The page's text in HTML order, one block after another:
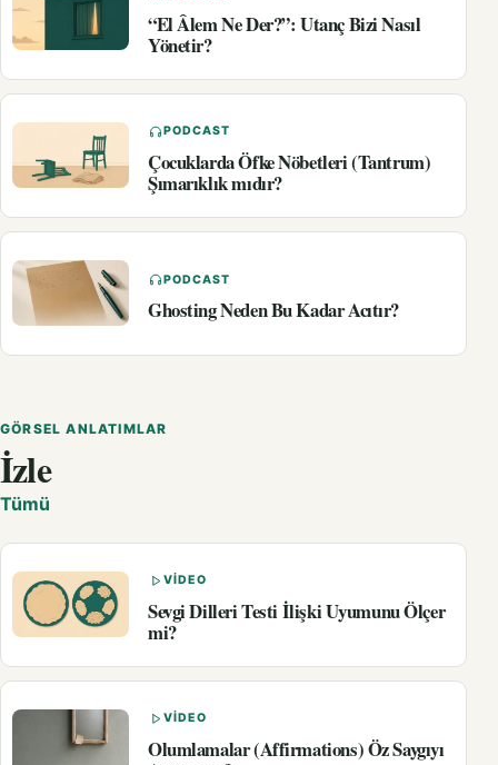
“El Âlem Ne Der?”: Utanç Bizi Nasıl
Yönetir?
PODCAST
Çocuklarda Öfke Nöbetleri (Tantrum)
Şımarıklık mıdır?
PODCAST
Ghosting Neden Bu Kadar Acıtır?
GÖRSEL ANLATIMLAR
İzle
Tümü
VIDEO
Sevgi Dilleri Testi İlişki Uyumunu Ölçer
mi?
VIDEO
Olumlamalar (Affirmations) Öz Saygıyı